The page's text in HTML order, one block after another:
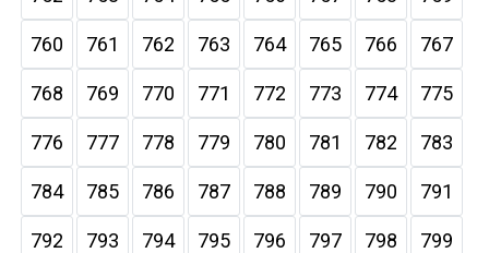
760 761 762 763 764 765 766 767
768 769 770 771 772 773 774 775
776 777 778 779 780 781 782 783
784 785 786 787 788 789 790 791
792 793 794 795 796 797 798 799